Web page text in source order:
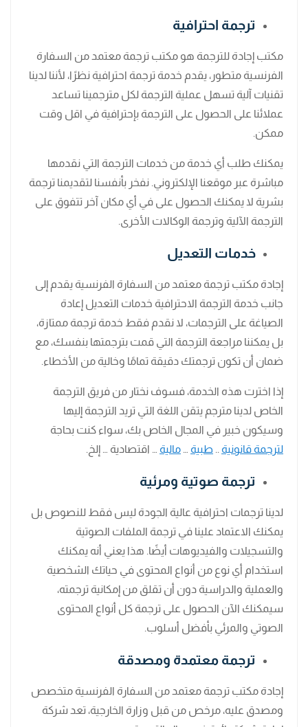
ترجمة احترافية
مكتب إجادة للترجمة هو مكتب ترجمة معتمد من السفارة
الفرنسية متطور، يقدم خدمة ترجمة احترافية نظرًا، لأننا لدينا
تقنيات آلية تسهل عملية الترجمة لكل مترجمينا تساعد
عملائنا على الحصول على الترجمة بإحترافية في اقل وقت
ممكن.
يمكنك طلب أي خدمة من خدمات الترجمة التي نقدمها
مباشرة عبر موقعنا الإلكتروني. نفخر بأنفسنا لتقديمنا ترجمة
بشرية لا يمكنك الحصول على في أي مكان آخر تتفوق على
الترجمة الآلية وترجمة الوكالات الأخرى.
خدمات التعديل
إجادة مكتب ترجمة معتمد من السفارة الفرنسية يقدم إلى
جانب خدمة الترجمة الاحترافية خدمات التعديل إعادة
الصياغة على الترجمات، لا نقدم فقط خدمة ترجمة ممتازة،
بل يمكننا مراجعة الترجمة التي قمت بترجمتها بنفسك، مع
ضمان أن تكون ترجمتك دقيقة تمامًا وخالية من الأخطاء.
إذا اخترت هذه الخدمة، فسوف نختار من فريق الترجمة
الخاص لدينا مترجم يتقن اللغة التي تريد الترجمة إليها
وسيكون خبير في المجال الخاص بك، سواء كنت بحاجة
لترجمة قانونية .. طبية … مالية … اقتصادية … إلخ.
ترجمة صوتية ومرئية
لدينا ترجمات احترافية عالية الجودة ليس فقط للنصوص بل
يمكنك الاعتماد علينا في ترجمة الملفات الصوتية
والتسجيلات والفيديوهات أيضًا. هذا يعني أنه يمكنك
استخدام أي نوع من أنواع المحتوى في حياتك الشخصية
والعملية والدراسية دون أن تقلق من إمكانية ترجمته،
سيمكنك الآن الحصول على ترجمة كل أنواع المحتوى
الصوتي والمرئي بأفضل أسلوب.
ترجمة معتمدة ومصدقة
إجادة مكتب ترجمة معتمد من السفارة الفرنسية متخصص
ومصدق عليه، مرخص من قبل وزارة الخارجية، تعد شركة